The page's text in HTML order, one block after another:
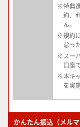
※特典
約、
ん。
※規約
怠っ
※スー
口座
※本キ
を実
かんたん振込（メル